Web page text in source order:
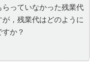
らっていなかった残業代
，残業代はどのように
か？